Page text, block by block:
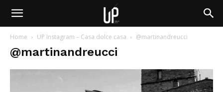
Home UP Instagram – Casa dolce casa @martinandreucci
@martinandreucci